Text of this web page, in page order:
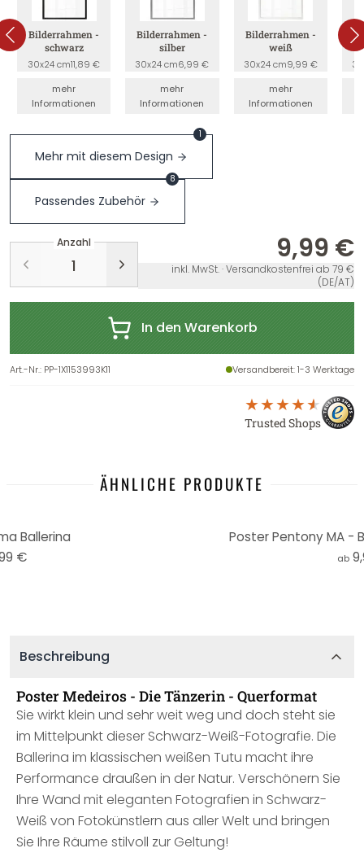
Bilderrahmen -
schwarz
30x24 cm11,89 €
mehr
Informationen
Bilderrahmen -
silber
30x24 cm6,99 €
mehr
Informationen
Bilderrahmen -
weiß
30x24 cm9,99 €
mehr
Informationen
Mehr mit diesem Design
1
Passendes Zubehör
8
Anzahl 9,99 €
inkl. MwSt. · Versandkostenfrei ab 79 €
(DE/AT)
In den Warenkorb
Art.-Nr.: PP-1X1153993K11 Versandbereit: 1-3 Werktage
Trusted Shops
ÄHNLICHE PRODUKTE
Ballerina
€
Poster Pentony MA -
ab
Beschreibung
Poster Medeiros - Die Tänzerin - Querformat
Sie wirkt klein und sehr weit weg und doch steht sie
im Mittelpunkt dieser Schwarz-Weiß-Fotografie. Die
Ballerina im klassischen weißen Tutu macht ihre
Performance draußen in der Natur. Verschönern Sie
Ihre Wand mit eleganten Fotografien in Schwarz-
Weiß von Fotokünstlern aus aller Welt und bringen
Sie Ihre Räume stilvoll zur Geltung!